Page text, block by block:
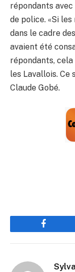
répondants
de police. «Si
dans le cadre
avaient été
répondants,
les Lavallois. Ce
Claude Gobé.